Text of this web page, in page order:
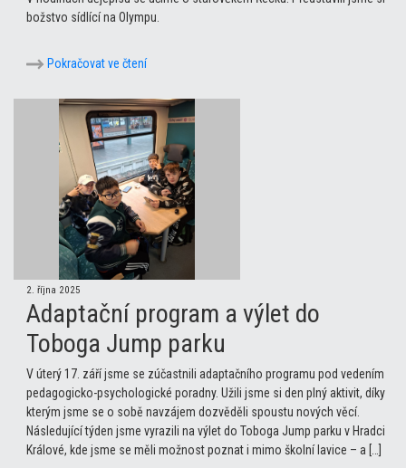
božstvo sídlící na Olympu.
Pokračovat ve čtení
2. října 2025
Adaptační program a výlet do
Toboga Jump parku
V úterý 17. září jsme se zúčastnili adaptačního programu pod vedením
pedagogicko-psychologické poradny. Užili jsme si den plný aktivit, díky
kterým jsme se o sobě navzájem dozvěděli spoustu nových věcí.
Následující týden jsme vyrazili na výlet do Toboga Jump parku v Hradci
Králové, kde jsme se měli možnost poznat i mimo školní lavice – a […]